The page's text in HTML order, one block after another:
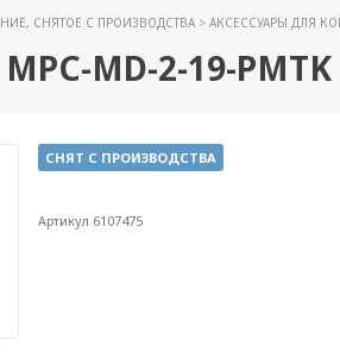
СНЯТОЕ С ПРОИЗВОДСТВА > АКСЕССУАРЫ ДЛЯ
MD-2-19-PMTK
СНЯТ С ПРОИЗВОДСТВА
Артикул 6107475